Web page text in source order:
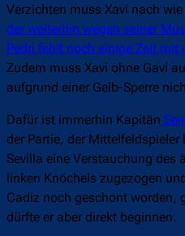
Verzichten muss Xavi nach
der weiterhin wegen seiner
Pedri fehlt noch einige Zeit mit
Zudem muss Xavi ohne Gavi
aufgrund einer Gelb-Sperre
Dafür ist immerhin Kapitän
der Partie, der
Sevilla eine Verstauchung des
linken Knöchels zugezogen
Cadiz noch geschont worden,
dürfte er aber direkt beginnen.